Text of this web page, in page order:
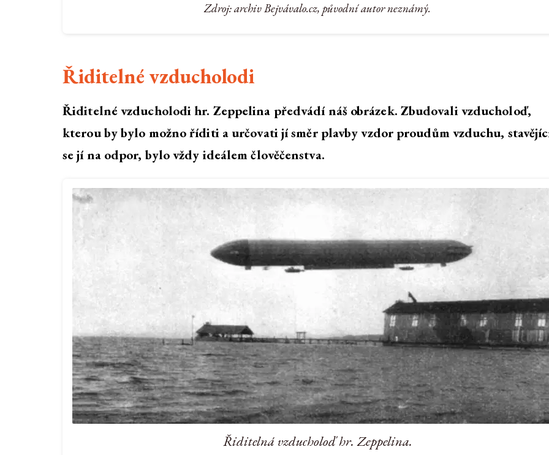
Zdroj: archiv Bejvávalo.cz, původní autor neznámý.
Řiditelné vzducholodi
Řiditelné vzducholodi hr. Zeppelina předvádí náš obrázek. Zbudovali vzducholoď,
kterou by bylo možno říditi a určovati jí směr plavby vzdor proudům vzduchu,
se jí na odpor, bylo vždy ideálem člověčenstva.
Řiditelná vzducholoď hr. Zeppelina.